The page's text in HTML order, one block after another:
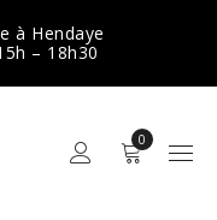
à Hendaye
– 18h30
0